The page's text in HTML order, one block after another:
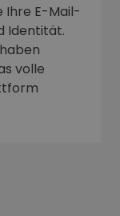
Ihre E-Mail-
Identität.
volle